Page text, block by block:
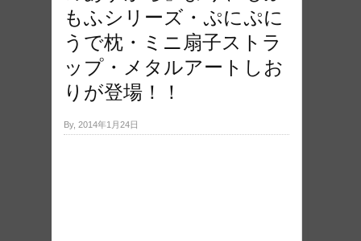
もふシリーズ・ぷにぷに
うで枕・ミニ扇子ストラ
ップ・メタルアートしお
りが登場！！
By, 2014年1月24日